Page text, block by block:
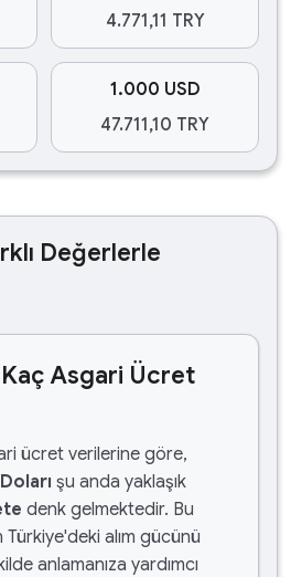
4.771,11 TRY
1.000 USD
47.711,10 TRY
Değerlerle
Asgari Ücret
ücret verilerine göre,
şu anda yaklaşık
denk gelmektedir. Bu
alım gücünü
anlamanıza yardımcı